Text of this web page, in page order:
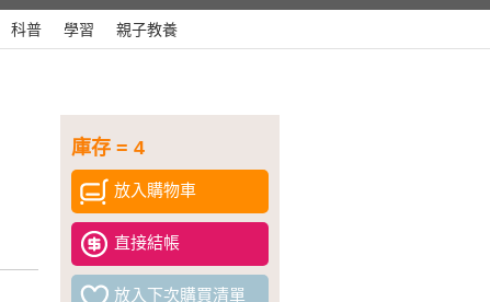
科普 學習 親子教養
庫存 = 4
放入購物車
直接結帳
放入下次購買清單